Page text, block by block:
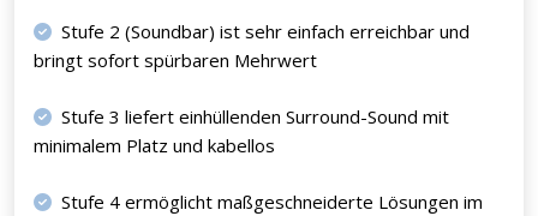
Stufe 2 (Soundbar) ist sehr einfach erreichbar und
bringt sofort spürbaren Mehrwert
Stufe 3 liefert einhüllenden Surround-Sound mit
minimalem Platz und kabellos
Stufe 4 ermöglicht maßgeschneiderte Lösungen im